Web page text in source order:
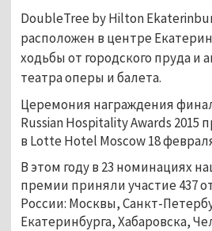
DoubleTree by Hilton
расположен в центре
ходьбы от городского пруда и
театра оперы и балета.
Церемония награждения
Russian Hospitality Awards 2015
в Lotte Hotel Moscow 18
В этом году в 23 номинациях
премии приняли участие 437
России: Москвы, Санкт-
Екатеринбурга, Хабаровска,